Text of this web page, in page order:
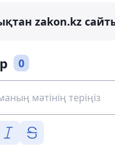
zakon.kz
0